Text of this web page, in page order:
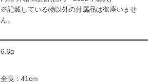
※記載している物以外の付属品は御座いませ
ん。
6.6g
全長：41cm